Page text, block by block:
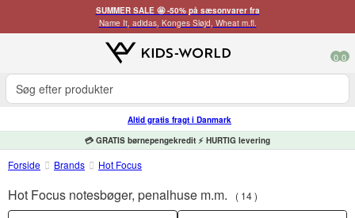
SUMMER SALE 🤩 -50% på sæsonvarer fra
Name It, adidas, Konges Sløjd, Wheat m.fl.
0 0
Altid gratis fragt i Danmark
💳 GRATIS børnepengekredit ⚡ HURTIG levering
Forside Brands Hot Focus
Hot Focus notesbøger, penalhuse m.m. 14